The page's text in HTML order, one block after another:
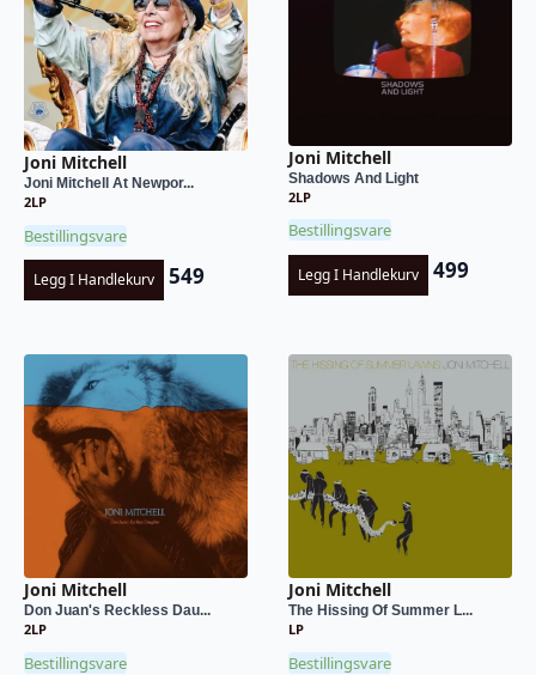
Joni Mitchell
Joni Mitchell At Newpor...
2LP
Bestillingsvare
Legg I Handlekurv 549
Joni Mitchell
Shadows And Light
2LP
Bestillingsvare
Legg I Handlekurv 499
Joni Mitchell
Don Juan's Reckless Dau...
2LP
Bestillingsvare
Joni Mitchell
The Hissing Of Summer L...
LP
Bestillingsvare